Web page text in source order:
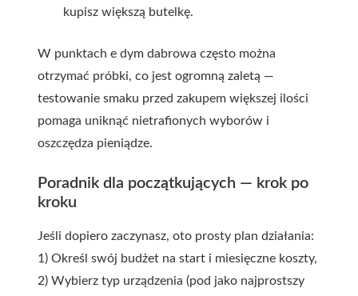
kupisz większą butelkę.
W punktach e dym dabrowa często można
otrzymać próbki, co jest ogromną zaletą —
testowanie smaku przed zakupem większej ilości
pomaga uniknąć nietrafionych wyborów i
oszczędza pieniądze.
Poradnik dla początkujących — krok po
kroku
Jeśli dopiero zaczynasz, oto prosty plan działania:
1) Określ swój budżet na start i miesięczne koszty,
2) Wybierz typ urządzenia (pod jako najprostszy